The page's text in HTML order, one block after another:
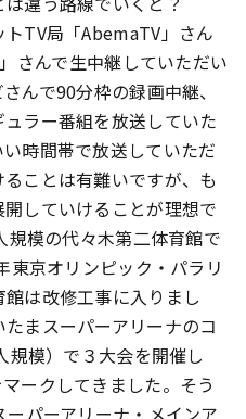
TV局「AbemaTV」さん
さんで生中継していただい
んで90分枠の録画中継、
ラー番組を放送していた
時間帯で放送していただ
ことは有難いですが、も
していけることが理想で
規模の代々木第二体育館で
東京オリンピック・パラリ
は改修工事に入りまし
まスーパーアリーナのコ
規模）で３大会を開催し
ークしてきました。そう
パーアリーナ・メインア